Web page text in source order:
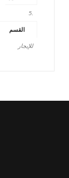
القسم
للإيجار